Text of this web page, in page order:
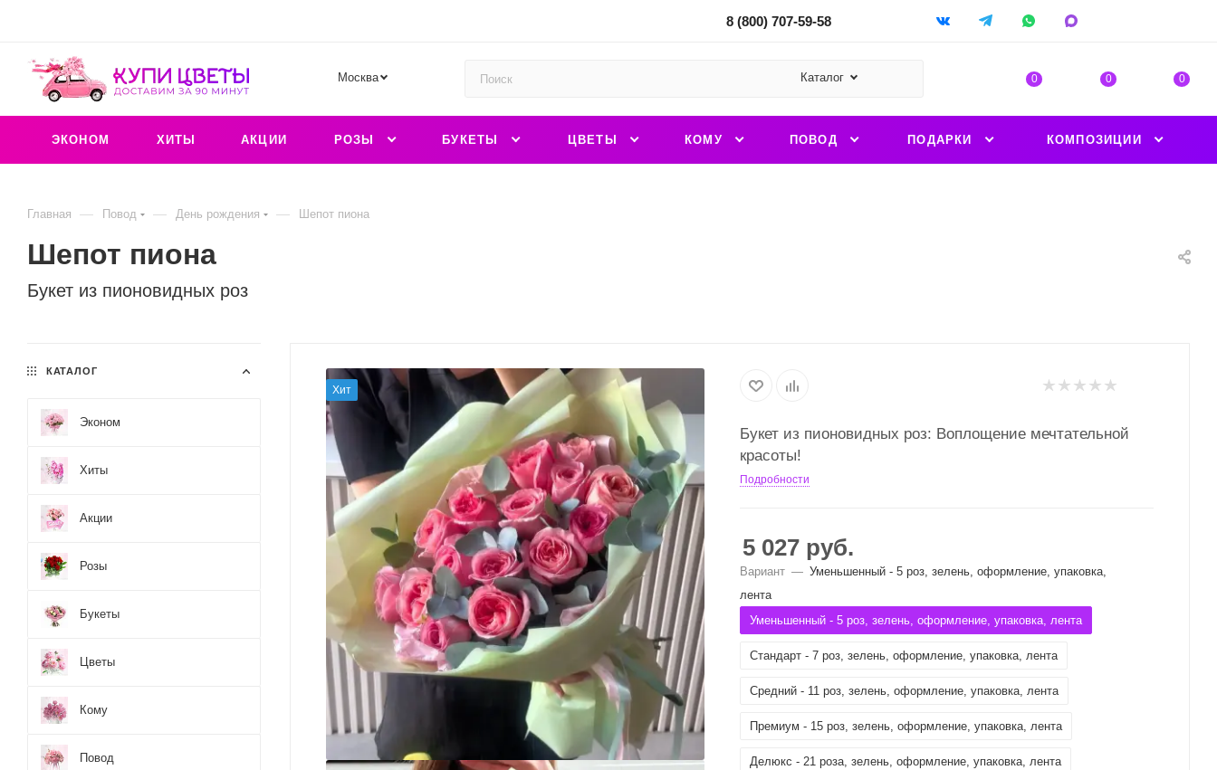
8 (800) 707-59-58
Москва Каталог 0 0 0
ЭКОНОМ ХИТЫ АКЦИИ РОЗЫ БУКЕТЫ ЦВЕТЫ КОМУ ПОВОД ПОДАРКИ КОМПОЗИЦИИ
Главная — Повод — День рождения — Шепот пиона
Букет из пионовидных роз
Шепот пиона
Хит
Букет из пионовидных роз: Воплощение мечтательной
красоты!
Подробности
5 027 руб.
Вариант — Уменьшенный - 5 роз, зелень, оформление, упаковка,
лента
Уменьшенный - 5 роз, зелень, оформление, упаковка, лента
Стандарт - 7 роз, зелень, оформление, упаковка, лента
Средний - 11 роз, зелень, оформление, упаковка, лента
Премиум - 15 роз, зелень, оформление, упаковка, лента
Делюкс - 21 роза, зелень, оформление, упаковка, лента
КАТАЛОГ
Эконом
Хиты
Акции
Розы
Букеты
Цветы
Кому
Повод